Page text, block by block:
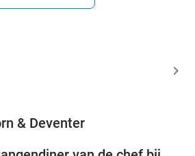
& Deventer